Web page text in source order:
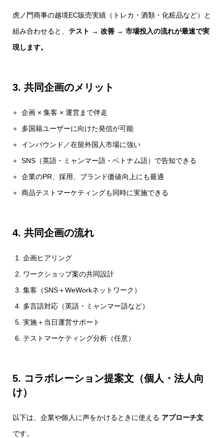
虎ノ門商事の越境EC販売実績（トレカ・酒類・化粧品など）と
組み合わせると、 テスト → 改善 → 市場投入の流れが最速で実
現します。
3. 共同企画のメリット
企画 × 集客 × 運営まで伴走
多国籍ユーザーに向けた発信が可能
インバウンド／在留外国人市場に強い
SNS（英語・ミャンマー語・ベトナム語）で告知できる
企業のPR、採用、ブランド価値向上にも最適
商品テストマーケティングも同時に実施できる
4. 共同企画の流れ
企画ヒアリング
ワークショップ案の共同設計
集客（SNS＋WeWorkネットワーク）
多言語対応（英語・ミャンマー語など）
実施＋当日運営サポート
テストマーケティング分析（任意）
5. コラボレーション提案文（個人・法人向
け）
以下は、企業や個人に声をかけるときに使える アプローチ文
です。